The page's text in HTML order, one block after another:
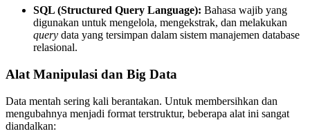
SQL (Structured Query Language): Bahasa wajib yang
digunakan untuk mengelola, mengekstrak, dan melakukan
query data yang tersimpan dalam sistem manajemen database
relasional.
Alat Manipulasi dan Big Data
Data mentah sering kali berantakan. Untuk membersihkan dan
mengubahnya menjadi format terstruktur, beberapa alat ini sangat
diandalkan: